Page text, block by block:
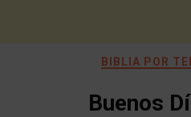
BIBLIA POR
Buenos